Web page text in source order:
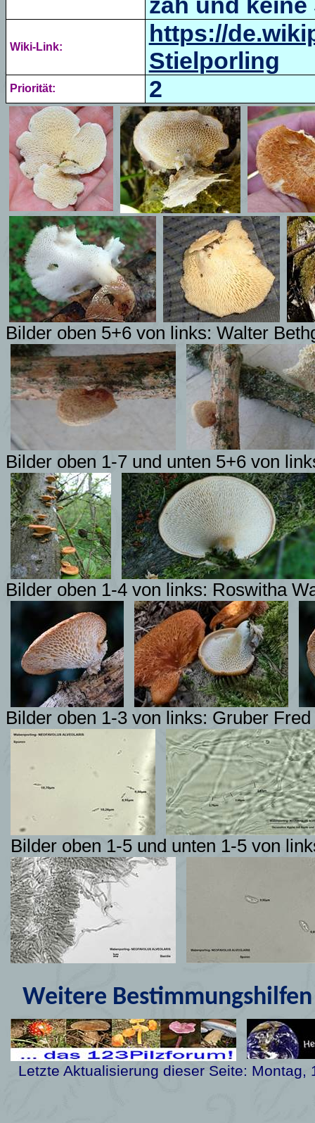
Wiki-Link:
https://
Stielporling
Priorität: 2
Bilder oben 5+6 von links: Walter
Bilder oben 1-7 und unten 5+6 von
Bilder oben 1-4 von links: Roswitha
Bilder oben 1-3 von links: Gruber
Bilder oben 1-5 und unten 1-5 von
Weitere
Letzte Aktualisierung dieser Seite: Montag,